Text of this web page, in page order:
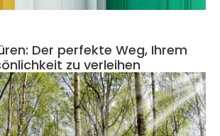
Der perfekte Weg, Ihrem
zu verleihen